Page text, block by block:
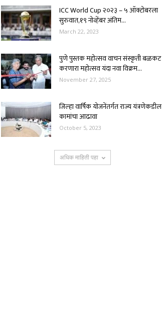
ICC World Cup २०२३ – ५ ऑक्टोबरला
सुरुवात,१९ नोव्हेंबर अंतिम...
March 22, 2023
पुणे पुस्तक महोत्सव वाचन संस्कृती बळकट
करणारा महोत्सव यंदा नवा विक्रम...
November 27, 2025
जिल्हा वार्षिक योजनेंतर्गत राज्य यंत्रणेकडील
कामांचा आढावा
October 5, 2023
अधिक माहिती पहा